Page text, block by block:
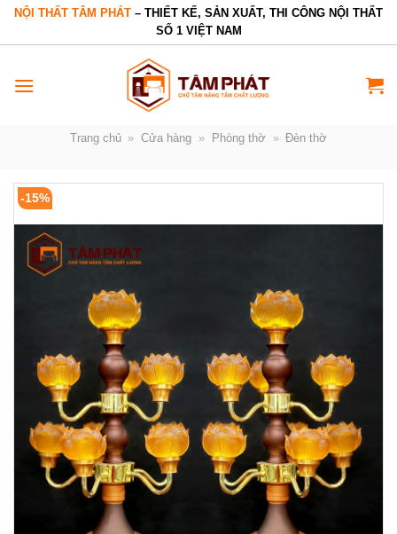
Bỏ
dung
NỘI THẤT TÂM PHÁT – THIẾT KẾ, SẢN XUẤT, THI CÔNG NỘI THẤT
SỐ 1 VIỆT NAM
Trang chủ » Cửa hàng » Phòng thờ » Đèn thờ
-15%